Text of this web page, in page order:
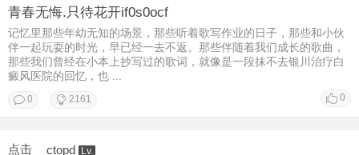
青春无悔.只待花开if0s0ocf
记忆里那些年幼无知的场景，那些听着歌写作业的日子，那些和小伙
伴一起玩耍的时光，早已经一去不返。那些伴随着我们成长的歌曲，
那些我们曾经在小本上抄写过的歌词，就像是一段抹不去银川治疗白
癜风医院的回忆，也 ...
0
0 2161
点击
ctopd Lv.